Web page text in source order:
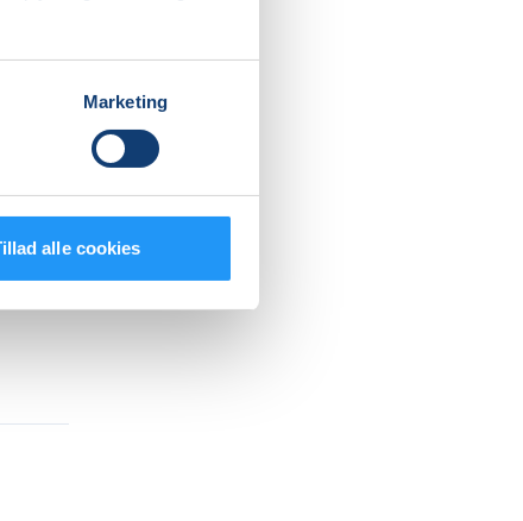
Marketing
alle cookies